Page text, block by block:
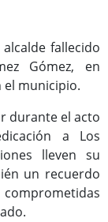
fallecido
Gómez, en
municipio.
durante el acto
a Los
lleven su
un recuerdo